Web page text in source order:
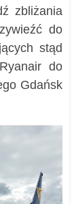
zbliżania
do
stąd
do
Gdańsk